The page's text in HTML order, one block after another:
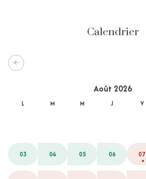
Calendrier
Août 2026
L M M J V
03 04 05 06 07